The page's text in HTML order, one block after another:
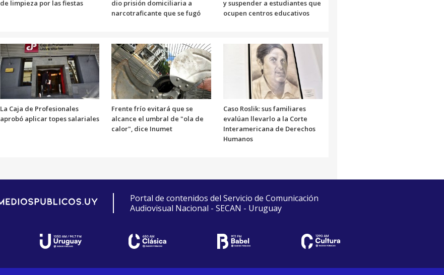
de limpieza por las fiestas
dio prisión domiciliaria a
narcotraficante que se fugó
y suspender a estudiantes que
ocupen centros educativos
La Caja de Profesionales
aprobó aplicar topes salariales
Frente frío evitará que se
alcance el umbral de "ola de
calor", dice Inumet
Caso Roslik: sus familiares
evalúan llevarlo a la Corte
Interamericana de Derechos
Humanos
Portal de contenidos del Servicio de Comunicación
Audiovisual Nacional - SECAN - Uruguay